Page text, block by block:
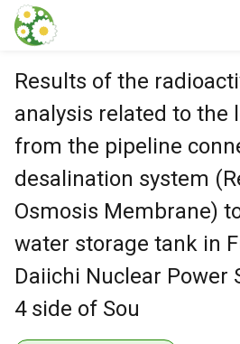
本文に飛ぶ
Results of the
analysis related to the
from the pipeline
desalination system
Osmosis Membrane)
water storage tank in
Daiichi Nuclear Power
4 side of Sou